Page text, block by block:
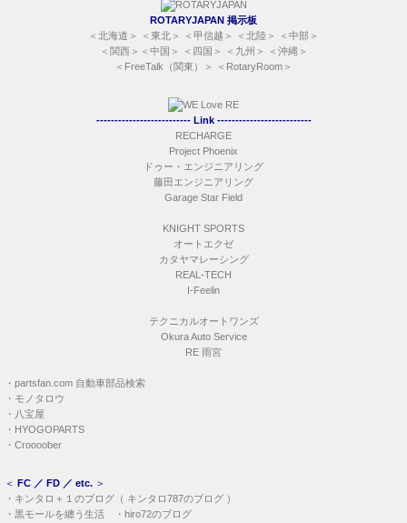
ROTARYJAPAN 掲示板
＜ 北海道 ＞ ＜ 東北 ＞ ＜ 甲信越 ＞ ＜ 北陸 ＞ ＜ 中部 ＞
＜ 関西 ＞＜ 中国 ＞ ＜ 四国 ＞ ＜ 九州 ＞ ＜ 沖縄＞
＜ FreeTalk（関東） ＞ ＜ RotaryRoom ＞
-------------------------- Link --------------------------
RECHARGE
Project Phoenix
ドゥー・エンジニアリング
藤田エンジニアリング
Garage Star Field
KNIGHT SPORTS
オートエクゼ
カタヤマレーシング
REAL-TECH
I-Feelin
テクニカルオートワンズ
Okura Auto Service
RE 雨宮
・ partsfan.com 自動車部品検索
・ モノタロウ
・ 八宝屋
・ HYOGOPARTS
・ Croooober
＜ FC ／ FD ／ etc. ＞
・ キンタロ＋１のブログ （ キンタロ787のブログ ）
・ 黒モールを纏う生活 ・ hiro72のブログ